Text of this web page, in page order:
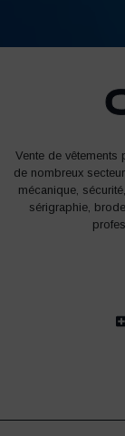
Vente de vêtements
de nombreux
mécanique,
sérigraphie,